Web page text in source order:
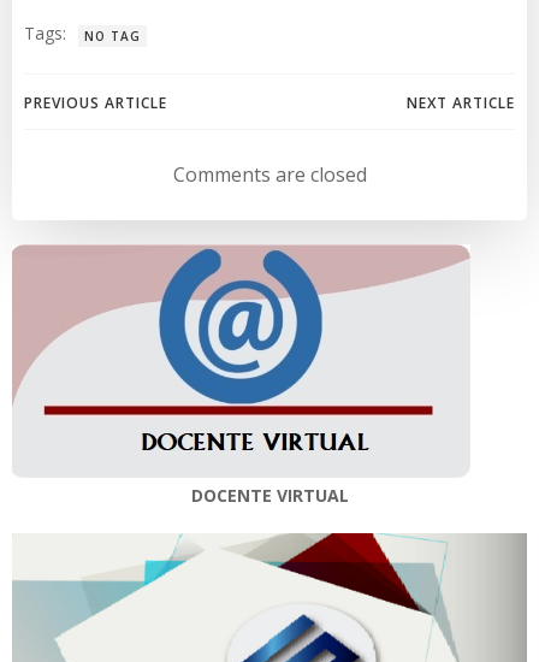
Tags: NO TAG
Navegación
entradas
PREVIOUS ARTICLE
Navegación
de
entradas
NEXT ARTICLE
Comments are closed
DOCENTE VIRTUAL